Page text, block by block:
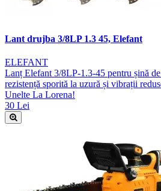
Lant drujba 3/8LP 1.3 45, Elefant
ELEFANT
Lanț Elefant 3/8LP-1.3-45 pentru șină
rezistență sporită la uzură și vibrații
Unelte La Lorena!
30 Lei